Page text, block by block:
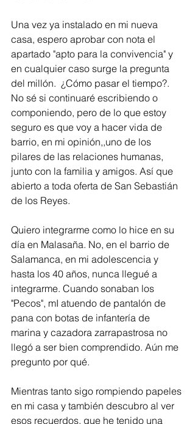
Una vez ya instalado en mi nueva
casa, espero aprobar con nota el
apartado "apto para la convivencia" y
en cualquier caso surge la pregunta
del millón.  ¿Cómo pasar el tiempo?.
No sé si continuaré escribiendo o
componiendo, pero de lo que estoy
seguro es que voy a hacer vida de
barrio, en mi opinión,,uno de los
pilares de las relaciones humanas,
junto con la familia y amigos. Así que
abierto a toda oferta de San Sebastián
de los Reyes.
Quiero integrarme como lo hice en su
día en Malasaña. No, en el barrio de
Salamanca, en mi adolescencia y
hasta los 40 años, nunca llegué a
integrarme. Cuando sonaban los
"Pecos", mI atuendo de pantalón de
pana con botas de infantería de
marina y cazadora zarrapastrosa no
llegó a ser bien comprendido. Aún me
pregunto por qué.
Mientras tanto sigo rompiendo papeles
en mi casa y también descubro al ver
esos recuerdos, que he tenido una